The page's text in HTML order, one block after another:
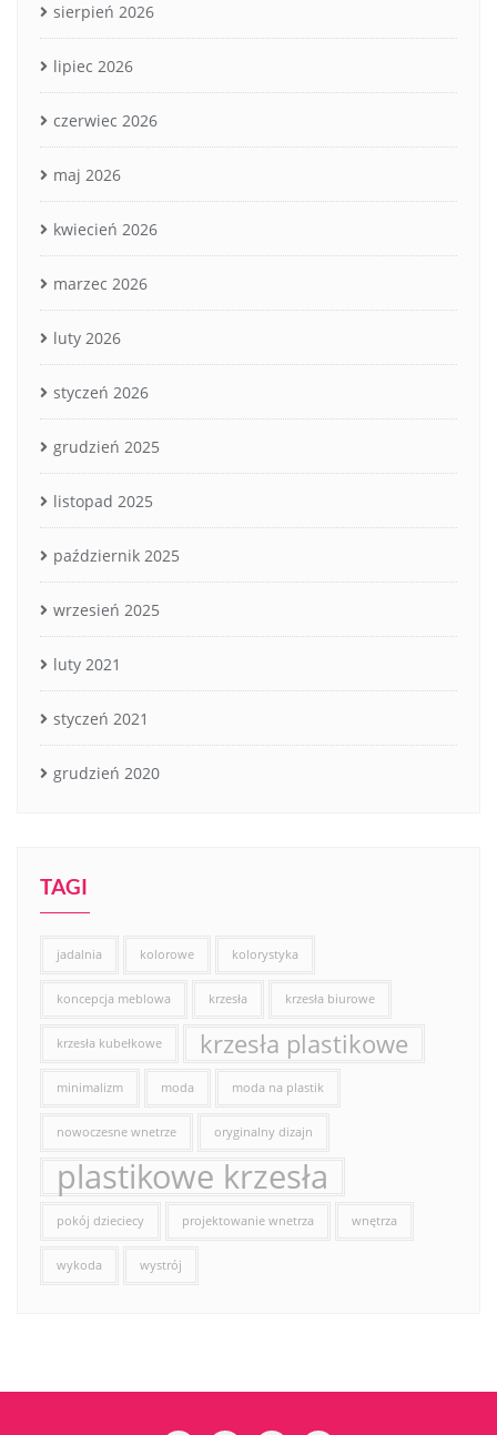
sierpień 2026
lipiec 2026
czerwiec 2026
maj 2026
kwiecień 2026
marzec 2026
luty 2026
styczeń 2026
grudzień 2025
listopad 2025
październik 2025
wrzesień 2025
luty 2021
styczeń 2021
grudzień 2020
TAGI
jadalnia kolorowe kolorystyka
koncepcja meblowa krzesła krzesła biurowe
krzesła kubełkowe krzesła plastikowe
minimalizm moda moda na plastik
nowoczesne wnetrze oryginalny dizajn
plastikowe krzesła
pokój dzieciecy projektowanie wnetrza wnętrza
wykoda wystrój